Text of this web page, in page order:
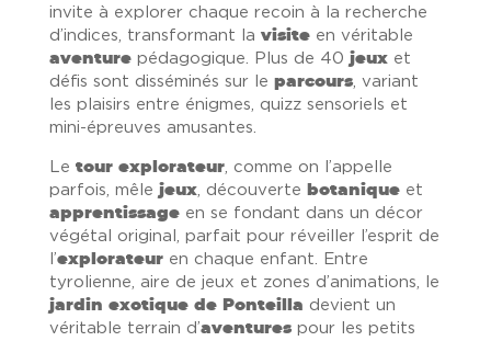
invite à explorer chaque recoin à la recherche
d’indices, transformant la visiteen véritable
aventurepédagogique. Plus de 40 jeuxet
défis sont disséminés sur le parcours, variant
les plaisirs entre énigmes, quizz sensoriels et
mini-épreuves amusantes.
Le tour explorateur, comme on l’appelle
parfois, mêle jeux, découverte botaniqueet
apprentissageen se fondant dans un décor
végétal original, parfait pour réveiller l’esprit de
l’explorateuren chaque enfant. Entre
tyrolienne, aire de jeux et zones d’animations, le
jardin exotique de Ponteilla devient un
véritable terrain d’aventurespour les petits